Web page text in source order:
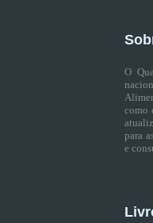
O
como
para
e